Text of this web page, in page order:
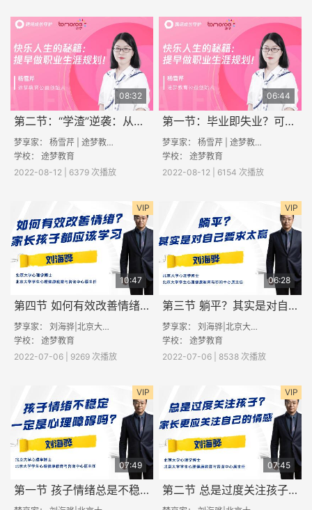
08:32
第二节：“学渣”逆袭：从事梦想中的工作有多爽
梦享家： 杨雪芹 | 途梦教育创始人
学校： 途梦教育
2022-08-12 | 6379 次播放
06:44
第一节：毕业即失业？可能是你选错了专业
梦享家： 杨雪芹 | 途梦教育创始人
学校： 途梦教育
2022-08-12 | 6154 次播放
VIP
10:47
第四节 如何有效改善情绪？家长孩子都应该学习
梦享家： 刘海骅|北京大学心理学博士
学校： 途梦教育
2022-07-06 | 9269 次播放
VIP
06:28
第三节 躺平？其实是对自己要求太高
梦享家： 刘海骅|北京大学心理学博士
学校： 途梦教育
2022-07-06 | 8538 次播放
VIP
07:49
第一节 孩子情绪总是不稳定，一定是心理障碍吗？
VIP
07:45
第二节 总是过度关注孩子？家长更应关注自己的情感